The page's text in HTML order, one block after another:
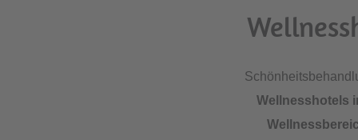
Wellnesshotels